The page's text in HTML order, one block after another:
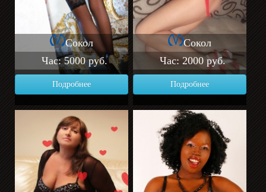
Сокол
Час: 5000 руб.
Подробнее
Сокол
Час: 2000 руб.
Подробнее